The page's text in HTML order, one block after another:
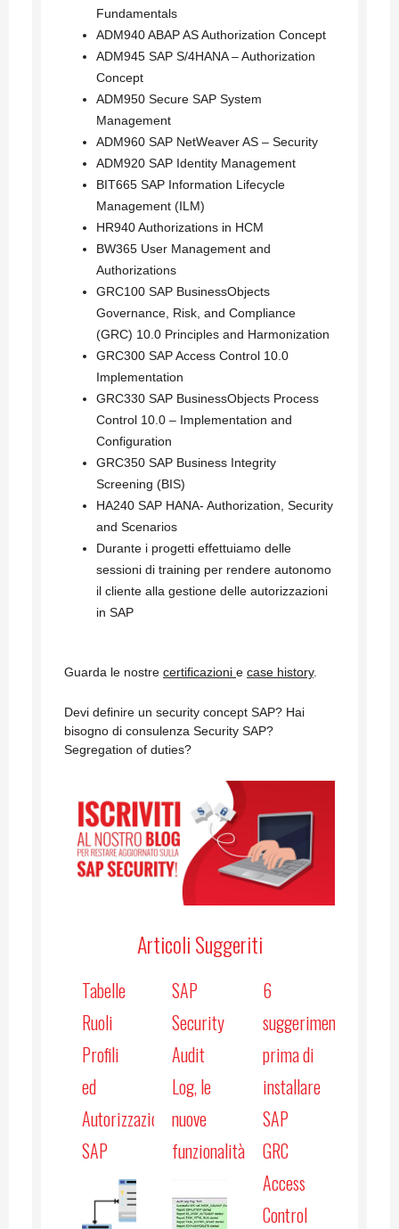
Fundamentals
ADM940 ABAP AS Authorization Concept
ADM945 SAP S/4HANA – Authorization
Concept
ADM950 Secure SAP System
Management
ADM960 SAP NetWeaver AS – Security
ADM920 SAP Identity Management
BIT665 SAP Information Lifecycle
Management (ILM)
HR940 Authorizations in HCM
BW365 User Management and
Authorizations
GRC100 SAP BusinessObjects
Governance, Risk, and Compliance
(GRC) 10.0 Principles and Harmonization
GRC300 SAP Access Control 10.0
Implementation
GRC330 SAP BusinessObjects Process
Control 10.0 – Implementation and
Configuration
GRC350 SAP Business Integrity
Screening (BIS)
HA240 SAP HANA- Authorization, Security
and Scenarios
Durante i progetti effettuiamo delle
sessioni di training per rendere autonomo
il cliente alla gestione delle autorizzazioni
in SAP
Guarda le nostre certificazioni e case history.
Devi definire un security concept SAP? Hai
bisogno di consulenza Security SAP?
Segregation of duties?
Articoli Suggeriti
Tabelle
Ruoli
Profili
ed
Autorizzazioni
SAP
SAP
Security
Audit
Log, le
nuove
funzionalità
6
suggerimenti
prima di
installare
SAP
GRC
Access
Control